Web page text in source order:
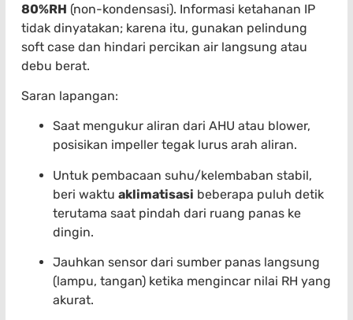
80%RH (non-kondensasi). Informasi ketahanan IP
tidak dinyatakan; karena itu, gunakan pelindung
soft case dan hindari percikan air langsung atau
debu berat.
Saran lapangan:
Saat mengukur aliran dari AHU atau blower,
posisikan impeller tegak lurus arah aliran.
Untuk pembacaan suhu/kelembaban stabil,
beri waktu aklimatisasi beberapa puluh detik
terutama saat pindah dari ruang panas ke
dingin.
Jauhkan sensor dari sumber panas langsung
(lampu, tangan) ketika mengincar nilai RH yang
akurat.